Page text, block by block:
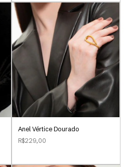
Anel Vértice Dourado
R$229,00